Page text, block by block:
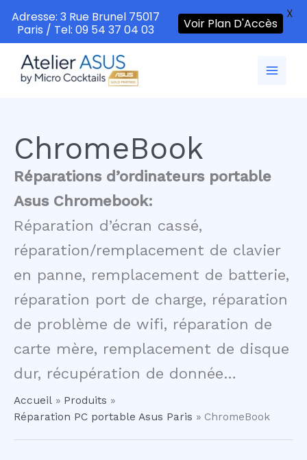
contenu
ChromeBook
Réparations d’ordinateurs portable
Asus Chromebook:
Réparation d’écran cassé,
réparation/remplacement de clavier
en panne, remplacement de batterie,
réparation port de charge, réparation
de problème de wifi, réparation de
carte mère, remplacement de disque
dur, récupération de donnée…
Accueil
Produits
Réparation PC portable Asus Paris
ChromeBook
Adresse: 3 Rue Brunel 75017
Paris / Tel: 09 54 37 04 03
Voir Plan D'Accès
X